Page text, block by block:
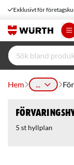
Exklusivt för
Hem ...
5 st hyllplan